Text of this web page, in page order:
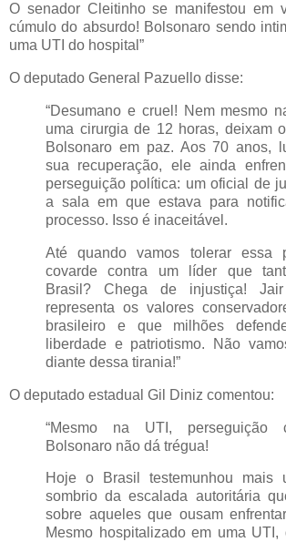
O senador Cleitinho se manifestou em
cúmulo do absurdo! Bolsonaro sendo
uma UTI do hospital”
O deputado General Pazuello disse:
“Desumano e cruel! Nem mesmo
uma cirurgia de 12 horas, deixam
Bolsonaro em paz. Aos 70 anos,
sua recuperação, ele ainda
perseguição política: um oficial de
a sala em que estava para
processo. Isso é inaceitável.
Até quando vamos tolerar essa
covarde contra um líder que
Brasil? Chega de injustiça! Jair
representa os valores
brasileiro e que milhões
liberdade e patriotismo. Não
diante dessa tirania!”
O deputado estadual Gil Diniz comentou:
“Mesmo na UTI, perseguição
Bolsonaro não dá trégua!
Hoje o Brasil testemunhou mais
sombrio da escalada autoritária
sobre aqueles que ousam
Mesmo hospitalizado em uma UTI,